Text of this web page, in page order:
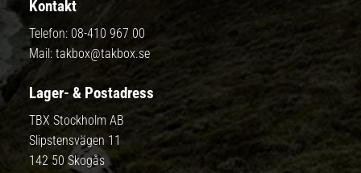
Kontakt
Telefon: 08-410 967 00
Mail: takbox@takbox.se
Lager- & Postadress
TBX Stockholm AB
Slipstensvägen 11
142 50 Skogås